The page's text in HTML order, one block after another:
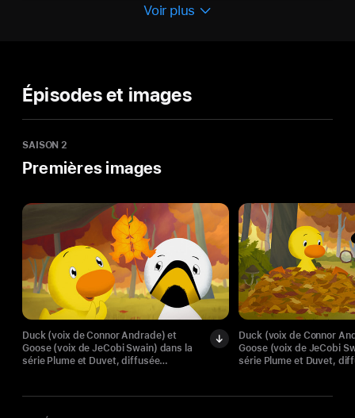
Voir plus
Épisodes et images
SAISON 2
Premières images
Duck (voix de Connor Andrade) et
Goose (voix de JeCobi Swain) dans la
série Plume et Duvet, diffusée
Duck (voix de Connor
Goose (voix de JeCobi
série Plume et Duvet,